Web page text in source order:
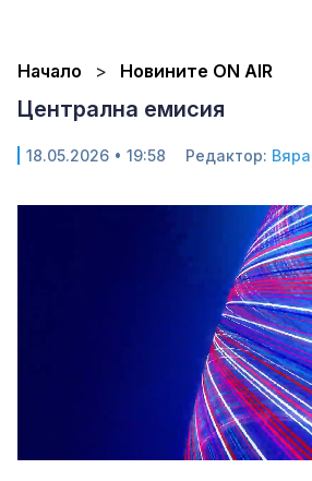
Начало Новините ON AIR
Централна емисия
18.05.2026 • 19:58 Редактор: